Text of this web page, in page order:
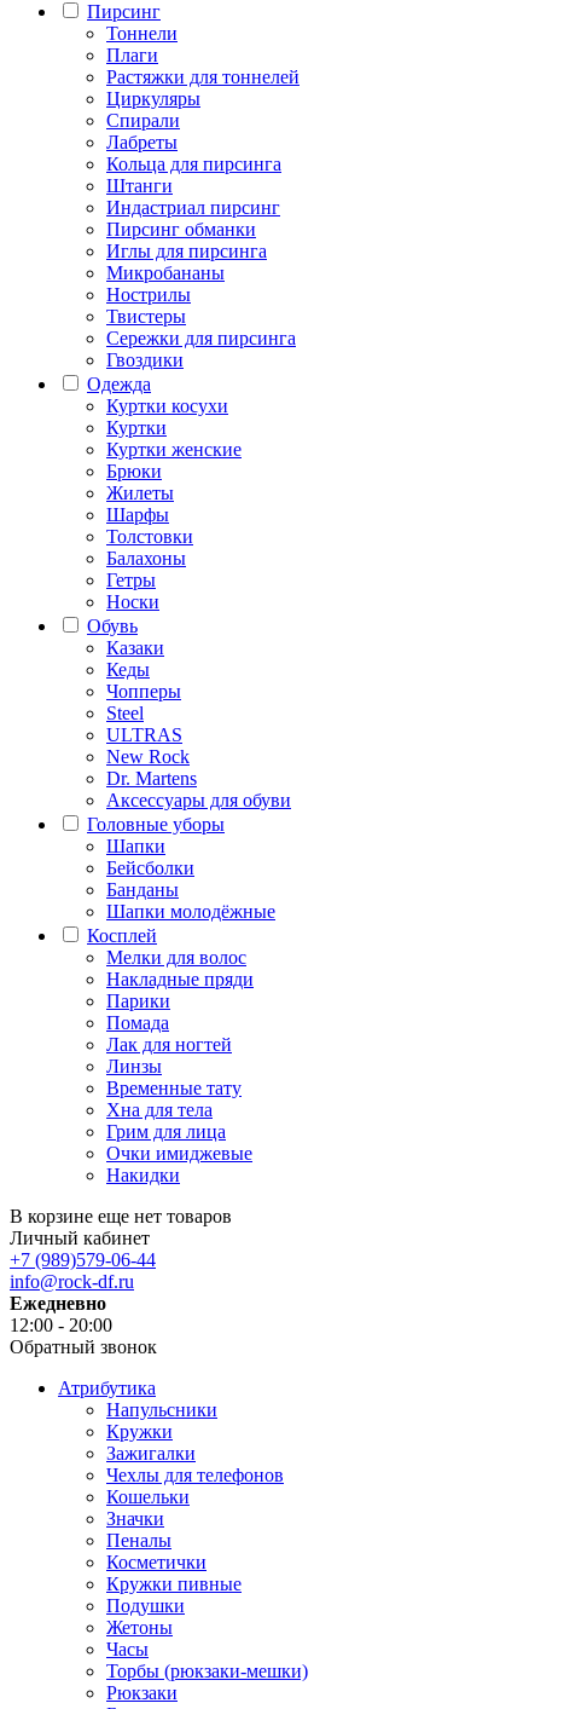
Пирсинг
Тоннели
Плаги
Растяжки для тоннелей
Циркуляры
Спирали
Лабреты
Кольца для пирсинга
Штанги
Индастриал пирсинг
Пирсинг обманки
Иглы для пирсинга
Микробананы
Нострилы
Твистеры
Сережки для пирсинга
Гвоздики
Одежда
Куртки косухи
Куртки
Куртки женские
Брюки
Жилеты
Шарфы
Толстовки
Балахоны
Гетры
Носки
Обувь
Казаки
Кеды
Чопперы
Steel
ULTRAS
New Rock
Dr. Martens
Аксессуары для обуви
Головные уборы
Шапки
Бейсболки
Банданы
Шапки молодёжные
Косплей
Мелки для волос
Накладные пряди
Парики
Помада
Лак для ногтей
Линзы
Временные тату
Хна для тела
Грим для лица
Очки имиджевые
Накидки
В корзине еще нет товаров
Личный кабинет
+7 (989)579-06-44
info@rock-df.ru
Ежедневно
12:00 - 20:00
Обратный звонок
Атрибутика
Напульсники
Кружки
Зажигалки
Чехлы для телефонов
Кошельки
Значки
Пеналы
Косметички
Кружки пивные
Подушки
Жетоны
Часы
Торбы (рюкзаки-мешки)
Рюкзаки